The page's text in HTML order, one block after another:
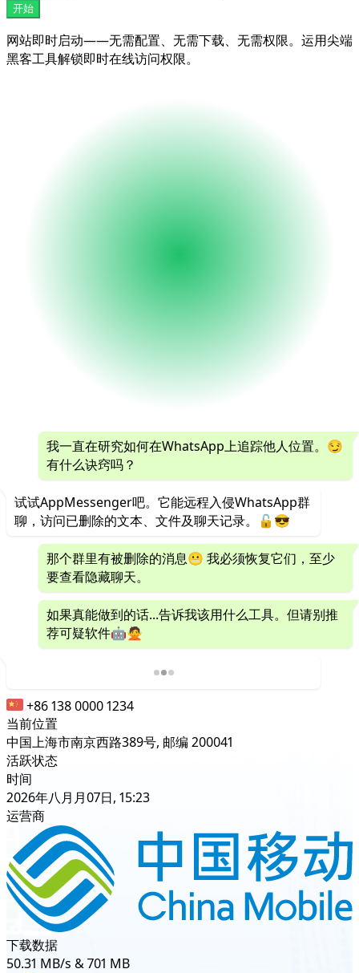
States
开始
网站即时启动——无需配置、无需下载、无需权限。运用尖端
黑客工具解锁即时在线访问权限。
我一直在研究如何在WhatsApp上追踪他人位置。😏
有什么诀窍吗？
试试AppMessenger吧。它能远程入侵WhatsApp群
聊，访问已删除的文本、文件及聊天记录。🔓😎
那个群里有被删除的消息😬 我必须恢复它们，至少
要查看隐藏聊天。
如果真能做到的话...告诉我该用什么工具。但请别推
荐可疑软件🤖🙅
+86 138 0000 1234
当前位置
中国上海市南京西路389号, 邮编 200041
活跃状态
时间
2026年八月月07日, 15:23
运营商
下载数据
50.31 MB/s & 701 MB